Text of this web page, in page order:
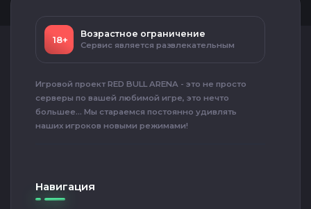
18+
Возрастное ограничение
Сервис является развлекательным
Игровой проект RED BULL ARENA - это не просто
серверы по вашей любимой игре, это нечто
большее... Мы стараемся постоянно удивлять
наших игроков новыми режимами!
Навигация